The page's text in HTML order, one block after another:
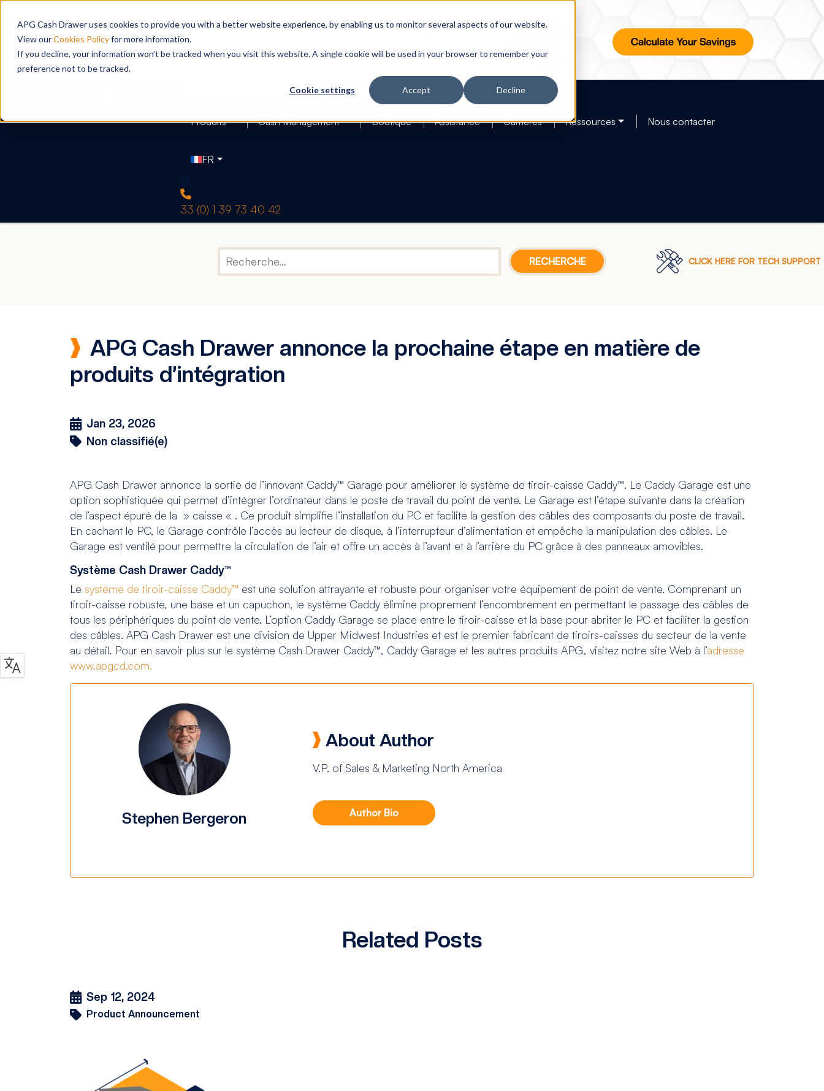
APG Cash Drawer uses cookies to provide you with a better website experience, by enabling us to monitor several aspects of our website.
View ourCookies Policyfor more information.
If you decline, your information won’t be tracked when you visit this website. A single cookie will be used in your browser to remember your
preference not to be tracked.
Cookie settings Accept Decline
Search
Produits Cash Management Boutique Assistance Carrières Ressources Nous contacter
FR
33 (0) 1 39 73 40 42
CLICK HERE FOR TECH SUPPORT
APG Cash Drawer annonce la prochaine étape en matière de
produits d’intégration
Jan 23, 2026
Non classifié(e)
APG Cash Drawer annonce la sortie de l’innovant Caddy™ Garage pour améliorer le système de tiroir-caisse Caddy™. Le Caddy Garage est une
option sophistiquée qui permet d’intégrer l’ordinateur dans le poste de travail du point de vente. Le Garage est l’étape suivante dans la création
de l’aspect épuré de la » caisse « . Ce produit simplifie l’installation du PC et facilite la gestion des câbles des composants du poste de travail.
En cachant le PC, le Garage contrôle l’accès au lecteur de disque, à l’interrupteur d’alimentation et empêche la manipulation des câbles. Le
Garage est ventilé pour permettre la circulation de l’air et offre un accès à l’avant et à l’arrière du PC grâce à des panneaux amovibles.
Système Cash Drawer Caddy™
Le système de tiroir-caisse Caddy™ est une solution attrayante et robuste pour organiser votre équipement de point de vente. Comprenant un
tiroir-caisse robuste, une base et un capuchon, le système Caddy élimine proprement l’encombrement en permettant le passage des câbles de
tous les périphériques du point de vente. L’option Caddy Garage se place entre le tiroir-caisse et la base pour abriter le PC et faciliter la gestion
des câbles. APG Cash Drawer est une division de Upper Midwest Industries et est le premier fabricant de tiroirs-caisses du secteur de la vente
au détail. Pour en savoir plus sur le système Cash Drawer Caddy™, Caddy Garage et les autres produits APG, visitez notre site Web à l’adresse
www.apgcd.com.
Stephen Bergeron
About Author
V.P. of Sales & Marketing North America
Author Bio
Related Posts
Sep 12, 2024
Product Announcement